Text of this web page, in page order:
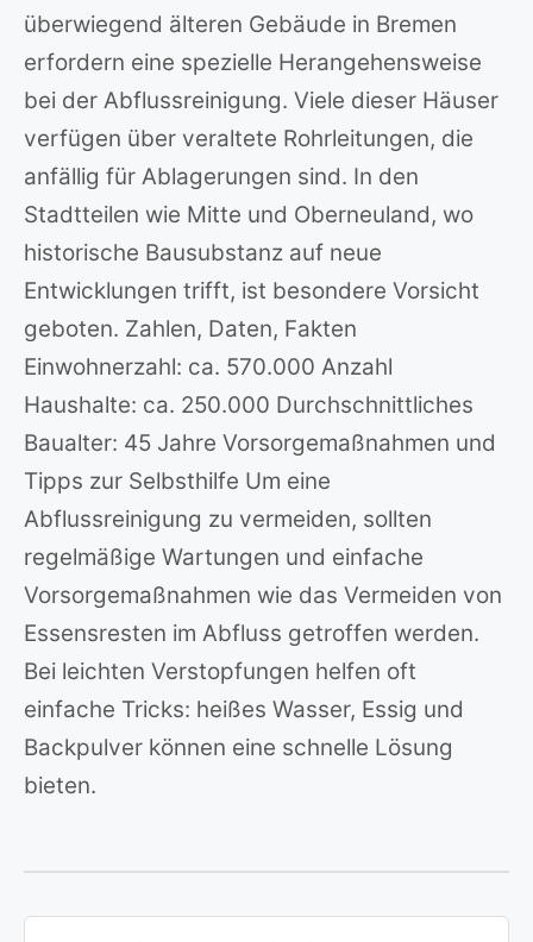
überwiegend älteren Gebäude in Bremen
erfordern eine spezielle Herangehensweise
bei der Abflussreinigung. Viele dieser Häuser
verfügen über veraltete Rohrleitungen, die
anfällig für Ablagerungen sind. In den
Stadtteilen wie Mitte und Oberneuland, wo
historische Bausubstanz auf neue
Entwicklungen trifft, ist besondere Vorsicht
geboten. Zahlen, Daten, Fakten
Einwohnerzahl: ca. 570.000 Anzahl
Haushalte: ca. 250.000 Durchschnittliches
Baualter: 45 Jahre Vorsorgemaßnahmen und
Tipps zur Selbsthilfe Um eine
Abflussreinigung zu vermeiden, sollten
regelmäßige Wartungen und einfache
Vorsorgemaßnahmen wie das Vermeiden von
Essensresten im Abfluss getroffen werden.
Bei leichten Verstopfungen helfen oft
einfache Tricks: heißes Wasser, Essig und
Backpulver können eine schnelle Lösung
bieten.